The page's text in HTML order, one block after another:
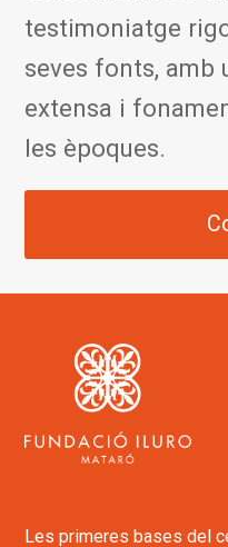
testimoniatge
seves fonts, amb
extensa i
les èpoques.
Les primeres bases del